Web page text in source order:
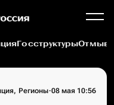
Госструктуры
Регионы·08 мая 10:56